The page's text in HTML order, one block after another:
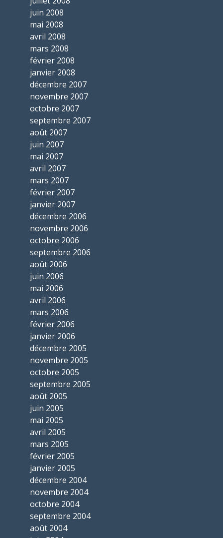
juin 2008
mai 2008
avril 2008
mars 2008
février 2008
janvier 2008
décembre 2007
novembre 2007
octobre 2007
septembre 2007
août 2007
juin 2007
mai 2007
avril 2007
mars 2007
février 2007
janvier 2007
décembre 2006
novembre 2006
octobre 2006
septembre 2006
août 2006
juin 2006
mai 2006
avril 2006
mars 2006
février 2006
janvier 2006
décembre 2005
novembre 2005
octobre 2005
septembre 2005
août 2005
juin 2005
mai 2005
avril 2005
mars 2005
février 2005
janvier 2005
décembre 2004
novembre 2004
octobre 2004
septembre 2004
août 2004